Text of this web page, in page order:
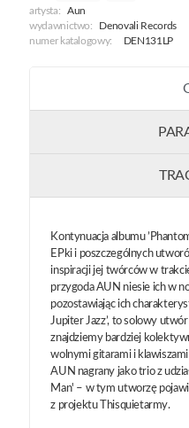
artysta:
Aun
wydawnictwo:
Denovali Records
numer katalogowy:
DEN131LP
Kontynuacja albumu
EPki i poszczególnych
inspiracji jej twórców w
przygoda AUN niesie ich w
pozostawiając ich
Jupiter Jazz’, to solowy
znajdziemy bardziej
wolnymi gitarami i
AUN nagrany jako trio z
Man' – w tym utworzę
z projektu Thisquietarmy.